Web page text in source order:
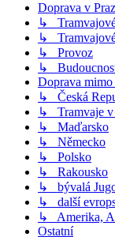
Doprava v
↳ Tramvajové
↳
↳ Provoz
↳
Doprava mimo
↳ Česká
↳ Tramvaje v
↳ Maďarsko
↳ Německo
↳ Polsko
↳ Rakousko
↳ bývalá
↳ další
↳ Amerika,
Ostatní